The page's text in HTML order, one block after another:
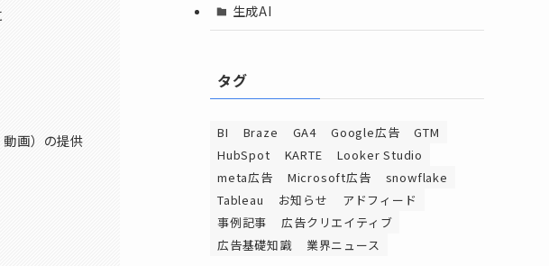
画）の提供
生成AI
タグ
BI Braze GA4 Google広告
GTM
HubSpot
KARTE
Looker Studio
meta広告
Microsoft広告
snowflake
Tableau
お知らせ
アドフィード
事例記事
広告クリエイティブ
広告基礎知識
業界ニュース